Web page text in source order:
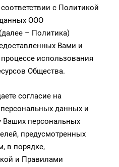
с Политикой
ООО
– Политика)
Вами и
использования
Общества.
согласие на
данных и
Ваших персональных
предусмотренных
в порядке,
и Правилами